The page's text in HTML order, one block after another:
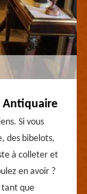
Antiquaire
Si vous
des bibelots,
à colleter et
en avoir ?
tant que